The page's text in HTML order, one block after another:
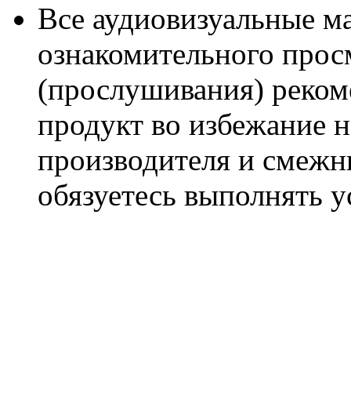
Все аудиовизуальные
ознакомительного
(прослушивания)
продукт во избежание
производителя и
обязуетесь выполнять